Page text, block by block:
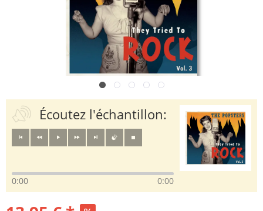
Écoutez l'échantillon:
0:00 0:00